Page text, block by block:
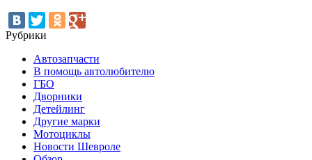
Рубрики
Автозапчасти
В помощь автолюбителю
ГБО
Дворники
Детейлинг
Другие марки
Мотоциклы
Новости Шевроле